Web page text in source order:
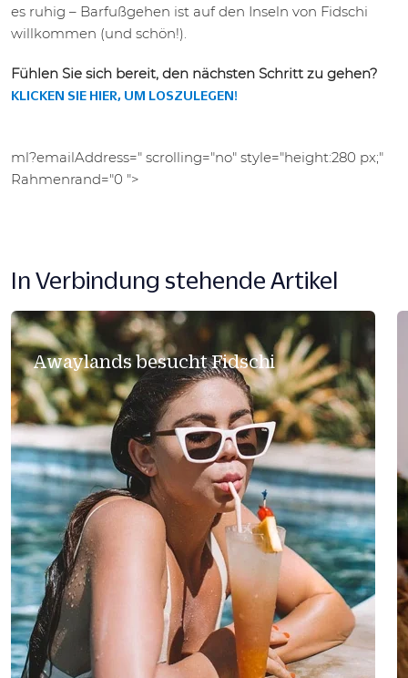
es ruhig – Barfußgehen ist auf den Inseln von Fidschi
willkommen (und schön!).
Fühlen Sie sich bereit, den nächsten Schritt zu gehen?
KLICKEN SIE HIER, UM LOSZULEGEN!
ml?emailAddress=" scrolling="no" style="height:280 px;"
Rahmenrand="0 ">
In Verbindung stehende Artikel
Awaylands besucht Fidschi